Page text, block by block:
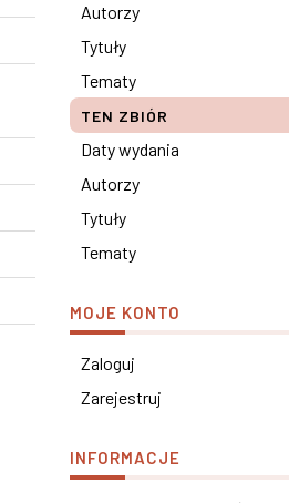
Autorzy
Tytuły
Tematy
TEN ZBIÓR
Daty wydania
Autorzy
Tytuły
Tematy
MOJE KONTO
Zaloguj
Zarejestruj
INFORMACJE